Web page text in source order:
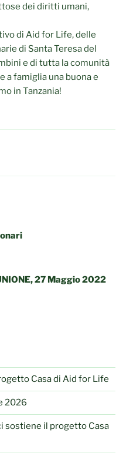
dei diritti umani,
di Aid for Life, delle
di Santa Teresa del
e di tutta la comunità
a famiglia una buona e
in Tanzania!
27 Maggio 2022
Casa di Aid for Life
2026
sostiene il progetto Casa